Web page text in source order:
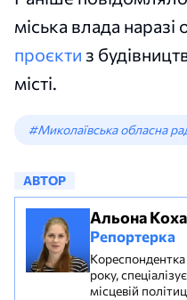
міська влада наразі
проєкти з
місті.
#Миколаївська обласна
АВТОР
Альона
Репортерка
року,
місцевій